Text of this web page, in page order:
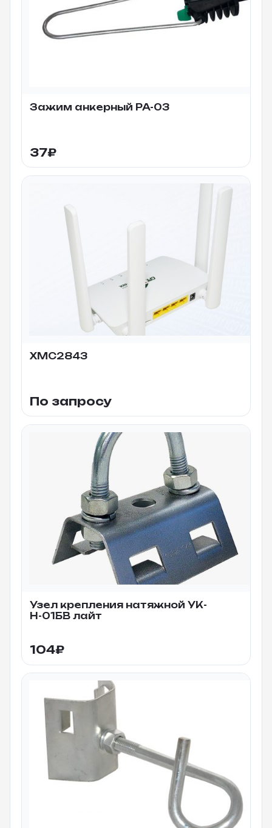
Зажим анкерный PA-03
37₽
XMC2843
По запросу
Узел крепления натяжной УК-
Н-01БВ лайт
104₽